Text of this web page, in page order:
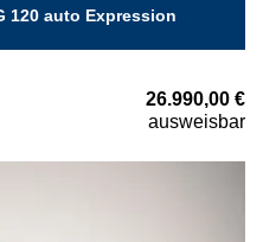
120 auto Expression
26.990,00 €
ausweisbar